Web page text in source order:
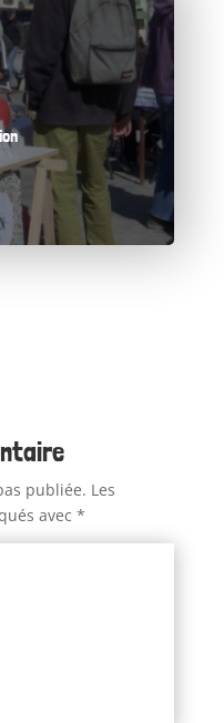
publiée. Les
avec *